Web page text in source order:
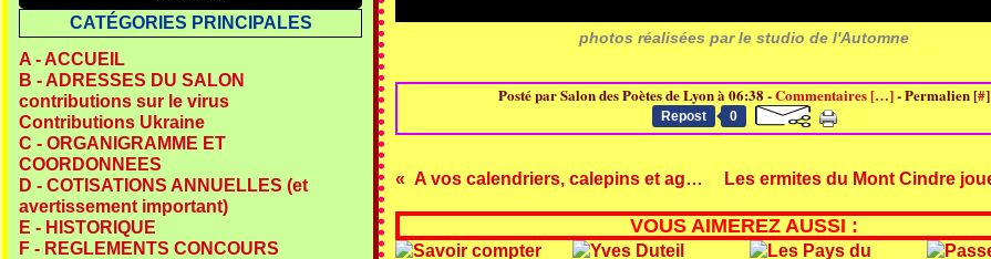
CATÉGORIES PRINCIPALES
A - ACCUEIL
B - ADRESSES DU SALON
contributions sur le virus
Contributions Ukraine
C - ORGANIGRAMME ET
COORDONNEES
D - COTISATIONS ANNUELLES (et
avertissement important)
E - HISTORIQUE
F - REGLEMENTS CONCOURS
photos réalisées par le studio de l'Automne
Posté par Salon des Poètes de Lyon à 06:38 -Commentaires […]- Permalien [#]
Repost 0
A vos calendriers, calepins et agendas
VOUS AIMEREZ AUSSI :